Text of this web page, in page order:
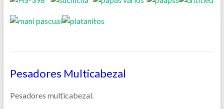
Pesadores Multicabezal
Pesadores multicabezal.………………………